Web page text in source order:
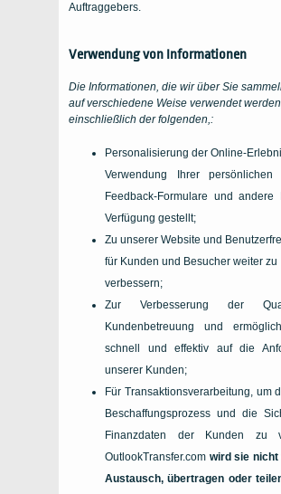
Auftraggebers.
Verwendung von Informationen
Die Informationen, die wir über Sie
auf verschiedene Weise verwendet
einschließlich der folgenden,:
Personalisierung der Online-
Verwendung Ihrer
Feedback-Formulare und andere
Verfügung gestellt;
Zu unserer Website und
für Kunden und Besucher weiter zu
verbessern;
Zur Verbesserung der
Kundenbetreuung und
schnell und effektiv auf die
unserer Kunden;
Für Transaktionsverarbeitung, um
Beschaffungsprozess und die
Finanzdaten der Kunden zu
OutlookTransfer.com wird sie nicht
Austausch, übertragen oder